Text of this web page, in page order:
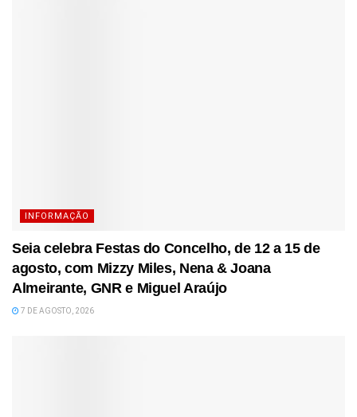
INFORMAÇÃO
Seia celebra Festas do Concelho, de 12 a 15 de
agosto, com Mizzy Miles, Nena & Joana
Almeirante, GNR e Miguel Araújo
7 DE AGOSTO, 2026